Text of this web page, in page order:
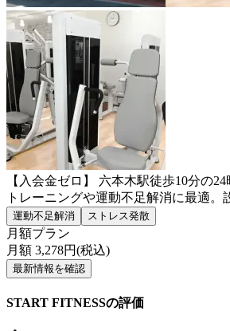
【入会金ゼロ】 六本木駅徒歩10分の
トレーニングや運動不足解消に最適。
運動不足解消 ストレス発散
月額プラン
月額 3,278円(税込)
最新情報を確認
START FITNESSの評価